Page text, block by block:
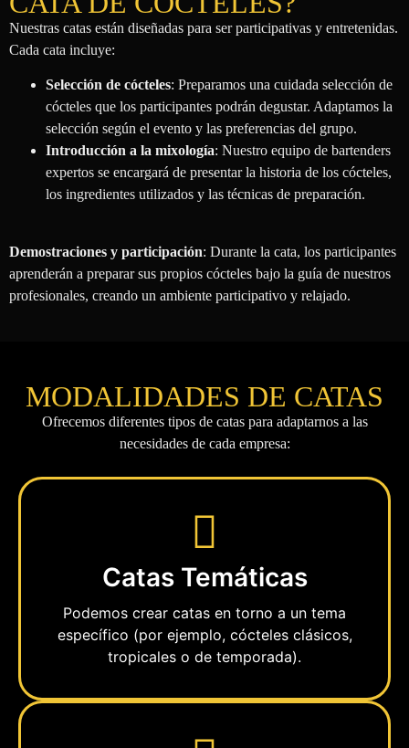
Nuestras catas están diseñadas para ser participativas y entretenidas.
Cada cata incluye:
Selección de cócteles: Preparamos una cuidada selección de
cócteles que los participantes podrán degustar. Adaptamos la
selección según el evento y las preferencias del grupo.
Introducción a la mixología: Nuestro equipo de bartenders
expertos se encargará de presentar la historia de los cócteles,
los ingredientes utilizados y las técnicas de preparación.
Demostraciones y participación: Durante la cata, los participantes
aprenderán a preparar sus propios cócteles bajo la guía de nuestros
profesionales, creando un ambiente participativo y relajado.
MODALIDADES DE CATAS
Ofrecemos diferentes tipos de catas para adaptarnos a las
necesidades de cada empresa:
Catas Temáticas
Podemos crear catas en torno a un tema
específico (por ejemplo, cócteles clásicos,
tropicales o de temporada).